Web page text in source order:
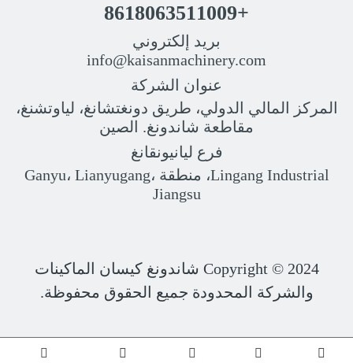
+8618063511009
بريد إلكتروني
info@kaisanmachinery.com
عنوان الشركة
المركز المالي الدولي، طريق دونغتشانغ، لياوتشنغ،
مقاطعة شاندونغ. الصين
فرع ليانيونقانغ
Lingang Industrial، منطقة Ganyu، Lianyugang،
Jiangsu
Copyright © 2024 شاندونغ كيسان الماكينات
والشركة المحدودة جميع الحقوق محفوظة.